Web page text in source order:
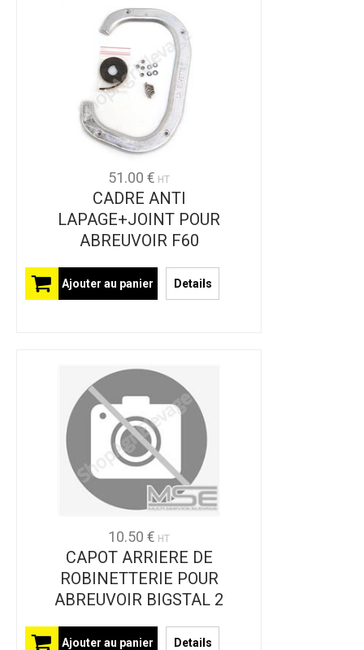
51.00 € HT
CADRE ANTI
LAPAGE+JOINT POUR
ABREUVOIR F60
Ajouter au panier Details
10.50 € HT
CAPOT ARRIERE DE
ROBINETTERIE POUR
ABREUVOIR BIGSTAL 2
Ajouter au panier Details